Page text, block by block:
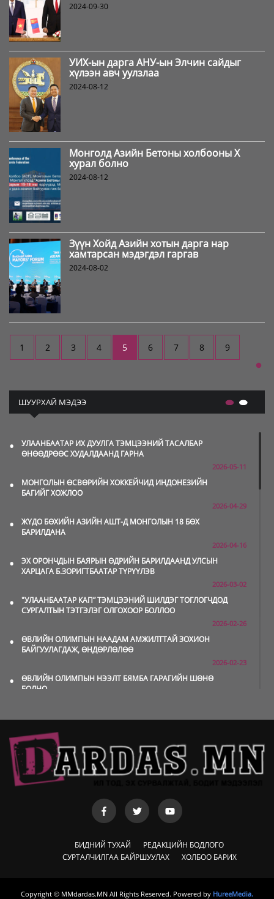
2024-09-30
УИХ-ын дарга АНУ-ын Элчин сайдыг
хүлээн авч уулзлаа
2024-08-12
Монголд Азийн Бетоны холбооны X
хурал болно
2024-08-12
Зүүн Хойд Азийн хотын дарга нар
хамтарсан мэдэгдэл гаргав
2024-08-02
1 2 3 4 5 6 7 8 9
ШУУРХАЙ МЭДЭЭ
•
УЛААНБААТАР ИХ ДУУЛГА ТЭМЦЭЭНИЙ ТАСАЛБАР
ӨНӨӨДРӨӨС ХУДАЛДААНД ГАРНА
2026-05-11
•
МОНГОЛЫН ӨСВӨРИЙН ХОККЕЙЧИД ИНДОНЕЗИЙН
БАГИЙГ ХОЖЛОО
2026-04-29
•
ЖҮДО БӨХИЙН АЗИЙН АШТ-Д МОНГОЛЫН 18 БӨХ
БАРИЛДАНА
2026-04-16
•
ЭХ ОРОНЧДЫН БАЯРЫН ӨДРИЙН БАРИЛДААНД УЛСЫН
ХАРЦАГА Б.ЗОРИГТБААТАР ТҮРҮҮЛЭВ
2026-03-02
•
"УЛААНБААТАР КАП” ТЭМЦЭЭНИЙ ШИЛДЭГ ТОГЛОГЧДОД
СУРГАЛТЫН ТЭТГЭЛЭГ ОЛГОХООР БОЛЛОО
2026-02-26
•
ӨВЛИЙН ОЛИМПЫН НААДАМ АМЖИЛТТАЙ ЗОХИОН
БАЙГУУЛАГДАЖ, ӨНДӨРЛӨЛӨӨ
2026-02-23
•
ӨВЛИЙН ОЛИМПЫН НЭЭЛТ БЯМБА ГАРАГИЙН ШӨНӨ
БОЛНО
•
МОНГОЛ УЛСЫН БАГ HEYBALL-ЫН БАГИЙН ДЭЛХИЙН
•
ПАУЭРЛИФТИНГИЙН НЭГДСЭН ХОЛБООНООС АНХНЫ
МУГТ ЭМЭГТЭЙ ТОДОРЛОО
МИНИЙ ТАЛД БУУЛАА
ЛИГҮҮДЭД ГЯЛАЛЗСААР Л ЯВНА
2025-11-27
2025-11-25
БИДНИЙ ТУХАЙ
РЕДАКЦИЙН БОДЛОГО
СУРТАЛЧИЛГАА БАЙРШУУЛАХ
ХОЛБОО БАРИХ
Copyright © MMdardas.MN All Rights Reserved. Powered by HureeMedia.